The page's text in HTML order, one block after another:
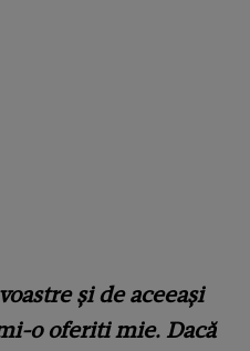
și de aceeași
o oferiti mie. Dacă